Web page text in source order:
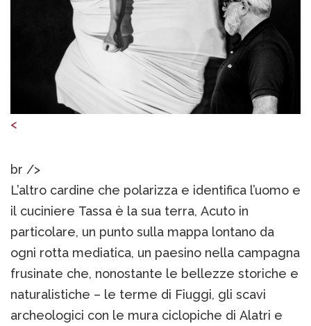
<
br />
L’altro cardine che polarizza e identifica l’uomo e
il cuciniere Tassa è la sua terra, Acuto in
particolare, un punto sulla mappa lontano da
ogni rotta mediatica, un paesino nella campagna
frusinate che, nonostante le bellezze storiche e
naturalistiche – le terme di Fiuggi, gli scavi
archeologici con le mura ciclopiche di Alatri e